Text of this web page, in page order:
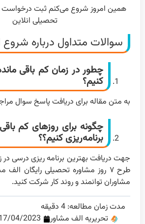
همین امروز شروع می‌کنم ثبت درخواست
تحصیلی انلاین
سوالات متداول درباره
چطور در زمان کم باقی
کنیم؟
به متن مقاله برای دریافت پاسخ سوال
چگونه برای روزهای کم
برنامه‌ریزی کنیم؟؟
جهت دریافت بهترین برنامه ریزی درسی در
طرح ۷ روز مشاوره تحصیلی رایگان
مشاوران توانمند و روند کار شرکت کنید.
مدت زمان مطالعه: 4 دقیقه
تحریریه الف مشاور
04/2023